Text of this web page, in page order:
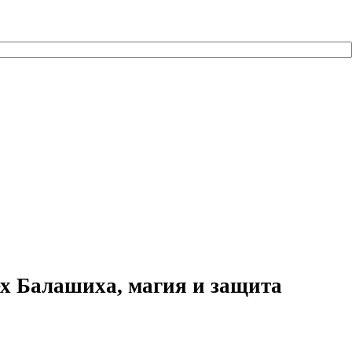
Балашиха, магия и защита